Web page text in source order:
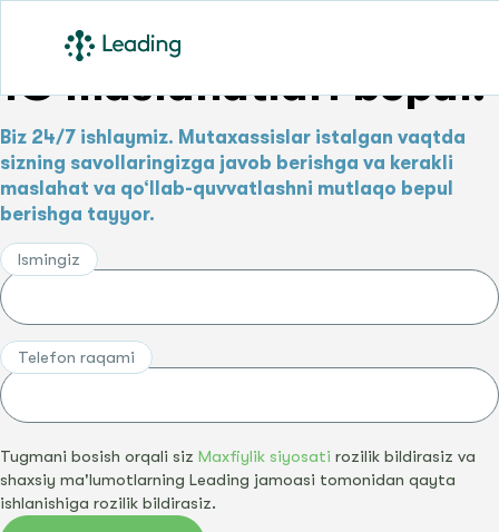
1C maslahatlari bepul!
Biz 24/7 ishlaymiz. Mutaxassislar istalgan vaqtda
sizning savollaringizga javob berishga va kerakli
maslahat va qo‘llab-quvvatlashni mutlaqo bepul
berishga tayyor.
Ismingiz
Telefon raqami
Tugmani bosish orqali siz Maxfiylik siyosati rozilik bildirasiz va
shaxsiy ma'lumotlarning Leading jamoasi tomonidan qayta
ishlanishiga rozilik bildirasiz.